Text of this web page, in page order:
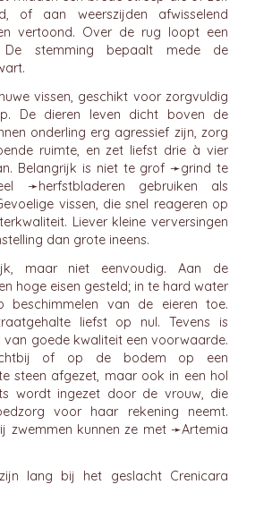
of aan weerszijden afwisselend
vertoond. Over de rug loopt een
De stemming bepaalt mede de
vissen, geschikt voor zorgvuldig
De dieren leven dicht boven de
onderling erg agressief zijn, zorg
ruimte, en zet liefst drie à vier
Belangrijk is niet te grof ➛grind te
➛herfstbladeren gebruiken als
vissen, die snel reageren op
Liever kleine verversingen
dan grote ineens.
maar niet eenvoudig. Aan de
hoge eisen gesteld; in te hard water
beschimmelen van de eieren toe.
liefst op nul. Tevens is
van goede kwaliteit een voorwaarde.
of op de bodem op een
steen afgezet, maar ook in een hol
wordt ingezet door de vrouw, die
voor haar rekening neemt.
zwemmen kunnen ze met ➛Artemia
lang bij het geslacht Crenicara